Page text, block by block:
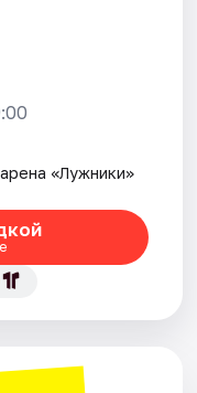
«Лужники»